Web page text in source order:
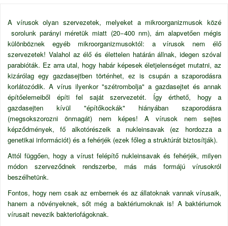
A vírusok olyan szervezetek, melyeket a mikroorganizmusok közé
sorolunk parányi méretük miatt (20−400 nm), ám alapvetően mégis
különböznek egyéb mikroorganizmusoktól: a vírusok nem élő
szervezetek! Valahol az élő és élettelen határán állnak, idegen szóval
parabióták. Ez arra utal, hogy habár képesek életjelenséget mutatni, az
kizárólag egy gazdasejtben történhet, ez is csupán a szaporodásra
korlátozódik. A vírus ilyenkor "szétrombolja" a gazdasejtet és annak
építőelemeiből építi fel saját szervezetét. Így érthető, hogy a
gazdasejten kívül "építőkockák" hiányában szaporodásra
(megsokszorozni önmagát) nem képes! A vírusok nem sejtes
képződmények, fő alkotórészeik a nukleinsavak (ez hordozza a
genetikai információt) és a fehérjék (ezek főleg a struktúrát biztosítják).
Attól függően, hogy a vírust felépítő nukleinsavak és fehérjék, milyen
módon szerveződnek rendszerbe, más más formájú vírusokról
beszélhetünk.
Fontos, hogy nem csak az embernek és az állatoknak vannak vírusaik,
hanem a növényeknek, sőt még a baktériumoknak is! A baktériumok
vírusait nevezik bakteriofágoknak.